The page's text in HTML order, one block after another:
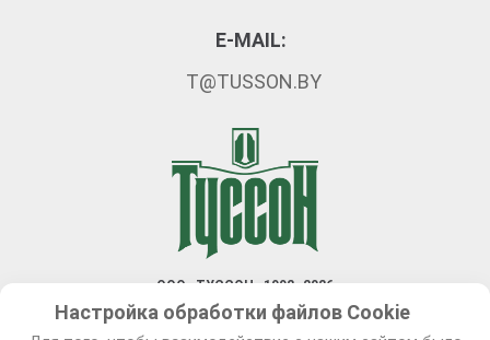
ООО «ТУССОН» 1992–2026
Разработка сайта — Новый сайт
Настройка обработки файлов Сookie
E-MAIL:
T@TUSSON.BY